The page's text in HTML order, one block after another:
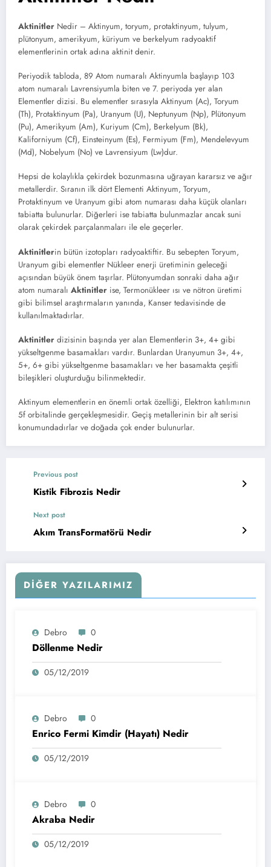
Aktinitler Nedir – Aktinyum, toryum, protaktinyum, tulyum,
plütonyum, amerikyum, küriyum ve berkelyum radyoaktif
elementlerinin ortak adına aktinit denir.
Periyodik tabloda, 89 Atom numaralı Aktinyumla başlayıp 103
atom numaralı Lavrensiyumla biten ve 7. periyoda yer alan
Elementler dizisi. Bu elementler sırasıyla Aktinyum (Ac), Toryum
(Th), Protaktinyum (Pa), Uranyum (U), Neptunyum (Np), Plütonyum
(Pu), Amerikyum (Am), Kuriyum (Cm), Berkelyum (Bk),
Kaliforniyum (Cf), Einsteinyum (Es), Fermiyum (Fm), Mendelevyum
(Md), Nobelyum (No) ve Lavrensiyum (Lw)dur.
Hepsi de kolaylıkla çekirdek bozunmasına uğrayan kararsız ve ağır
metallerdir. Sıranın ilk dört Elementi Aktinyum, Toryum,
Protaktinyum ve Uranyum gibi atom numarası daha küçük olanları
tabiatta bulunurlar. Diğerleri ise tabiatta bulunmazlar ancak suni
olarak çekirdek parçalanmaları ile ele geçerler.
Aktinitlerin bütün izotopları radyoaktiftir. Bu sebepten Toryum,
Uranyum gibi elementler Nükleer enerji üretiminin geleceği
açısından büyük önem taşırlar. Plütonyumdan sonraki daha ağır
atom numaralı Aktinitler ise, Termonükleer ısı ve nötron üretimi
gibi bilimsel araştırmaların yanında, Kanser tedavisinde de
kullanılmaktadırlar.
Aktinitler dizisinin başında yer alan Elementlerin 3+, 4+ gibi
yükseltgenme basamakları vardır. Bunlardan Uranyumun 3+, 4+,
5+, 6+ gibi yükseltgenme basamakları ve her basamakta çeşitli
bileşikleri oluşturduğu bilinmektedir.
Aktinyum elementlerin en önemli ortak özelliği, Elektron katılımının
5f orbitalinde gerçekleşmesidir. Geçiş metallerinin bir alt serisi
konumundadırlar ve doğada çok ender bulunurlar.
Previous post
Kistik Fibrozis Nedir
Next post
Akım TransFormatörü Nedir
DIĞER YAZILARIMIZ
Debro 0
Döllenme Nedir
05/12/2019
Debro 0
Enrico Fermi Kimdir (Hayatı) Nedir
05/12/2019
Debro 0
Akraba Nedir
05/12/2019